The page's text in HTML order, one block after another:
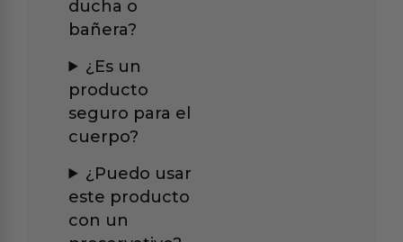
ducha o
bañera?
¿Es un
producto
seguro para el
cuerpo?
¿Puedo usar
este producto
con un